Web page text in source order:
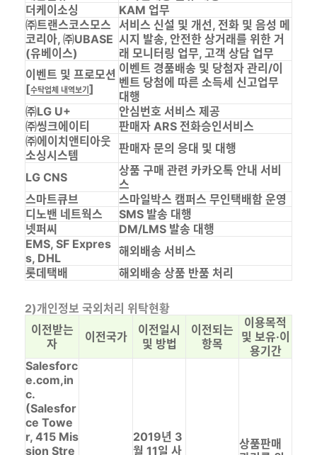
더케이소싱
KAM 업무
㈜트랜스코스모스
코리아, ㈜UBASE
(유베이스)
서비스 신설 및 개선, 전화 및 음성 메
시지 발송, 안전한 상거래를 위한 거
래 모니터링 업무, 고객 상담 업무
이벤트 및 프로모션
[수탁업체 내역보기 ]
이벤트 경품배송 및 당첨자 관리/이
벤트 당첨에 따른 소득세 신고업무
대행
㈜LG U+
안심번호 서비스 제공
㈜씽크에이티
판매자 ARS 전화승인서비스
㈜에이치앤티아웃
소싱시스템
판매자 문의 응대 및 대행
LG CNS
상품 구매 관련 카카오톡 안내 서비
스
스마트큐브
스마일박스 캠퍼스 무인택배함 운영
디노밴 네트웍스
SMS 발송 대행
넷퍼씨
DM/LMS 발송 대행
EMS, SF Expres
s, DHL
해외배송 서비스
롯데택배
해외배송 상품 반품 처리
2)개인정보 국외처리 위탁현황
이전받는
자
이전국가
이전일시
및 방법
이전되는
항목
이용목적
및 보유·이
용기간
Salesforc
e.com,in
c.
(Salesfor
ce Towe
r, 415 Mis
sion Stre
2019년 3
월 11일 사
상품판매